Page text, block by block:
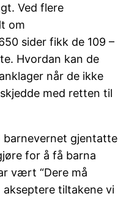
Ved flere
om
sider fikk de 109 –
Hvordan kan de
når de ikke
med retten til
barnevernet gjentatte
for å få barna
vært “Dere må
tiltakene vi